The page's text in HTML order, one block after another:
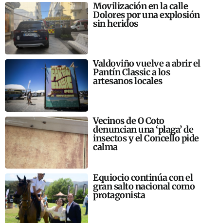
Movilización en la calle
Dolores por una explosión
sin heridos
Valdoviño vuelve a abrir el
Pantín Classic a los
artesanos locales
Vecinos de O Coto
denuncian una ‘plaga’ de
insectos y el Concello pide
calma
Equiocio continúa con el
gran salto nacional como
protagonista